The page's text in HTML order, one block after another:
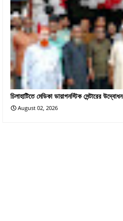
চিলাহাটিতে মেডিকা ডায়াগনস্টিক সেন্টারের উদ্বোধন
August 02, 2026